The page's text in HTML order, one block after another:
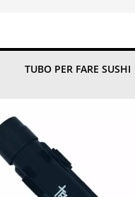
TUBO PER FARE SUSHI